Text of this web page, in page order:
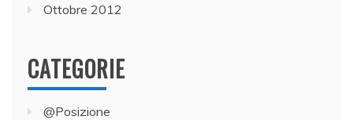
Ottobre 2012
CATEGORIE
@Posizione